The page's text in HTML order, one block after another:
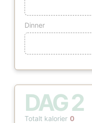
Dinner
DAG2
Totalt kalorier 0